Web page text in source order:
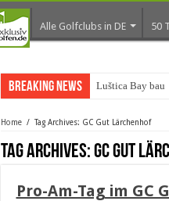
Alle Golfclubs in DE 50
Breaking News Luštica Bay baut
Home / Tag Archives: GC Gut Lärchenhof
Tag Archives:GC Gut
Pro-Am-Tag im GC